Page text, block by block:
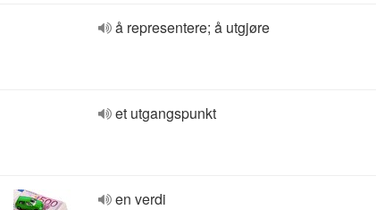
å representere; å utgjøre
et utgangspunkt
en verdi